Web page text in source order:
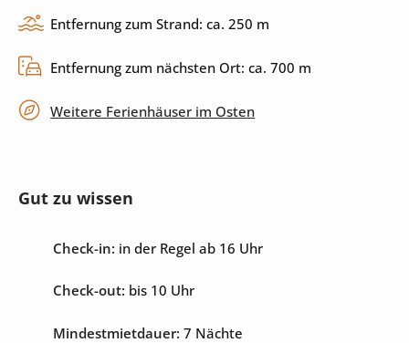
Unterhaltung
Internet
Entfernung zum Strand: ca. 250 m
Entfernung zum nächsten Ort: ca. 700 m
Weitere Ferienhäuser im Osten
Gut zu wissen
Check-in: in der Regel ab 16 Uhr
Check-out: bis 10 Uhr
Mindestmietdauer: 7 Nächte